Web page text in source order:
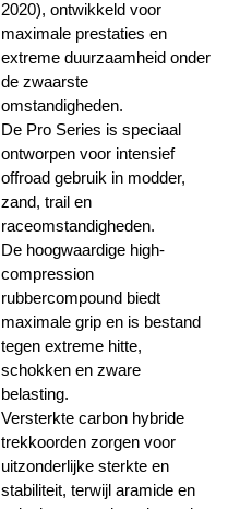
2020), ontwikkeld voor
maximale prestaties en
extreme duurzaamheid onder
de zwaarste
omstandigheden.
De Pro Series is speciaal
ontworpen voor intensief
offroad gebruik in modder,
zand, trail en
raceomstandigheden.
De hoogwaardige high-
compression
rubbercompound biedt
maximale grip en is bestand
tegen extreme hitte,
schokken en zware
belasting.
Versterkte carbon hybride
trekkoorden zorgen voor
uitzonderlijke sterkte en
stabiliteit, terwijl aramide en